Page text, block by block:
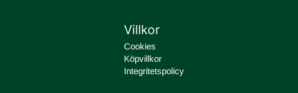
Villkor
Cookies
Köpvillkor
Integritetspolicy